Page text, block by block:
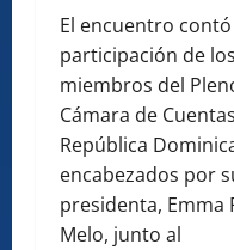
El encuentro
participación de los
miembros del
Cámara de
República
encabezados por
presidenta, Emma
Melo, junto al